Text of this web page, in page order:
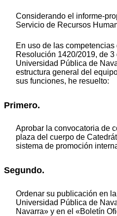
Considerando el informe-
Servicio de Recursos
En uso de las
Resolución 1420/2019, de
Universidad Pública de
estructura general del
sus funciones, he resuelto:
Primero.
Aprobar la convocatoria de
plaza del cuerpo de
sistema de promoción
Segundo.
Ordenar su publicación en
Universidad Pública de
Navarra» y en el «Boletín